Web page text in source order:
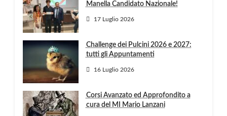
Manella Candidato Nazionale!
17 Luglio 2026
Challenge dei Pulcini 2026 e 2027:
tutti gli Appuntamenti
16 Luglio 2026
Corsi Avanzato ed Approfondito a
cura del MI Mario Lanzani